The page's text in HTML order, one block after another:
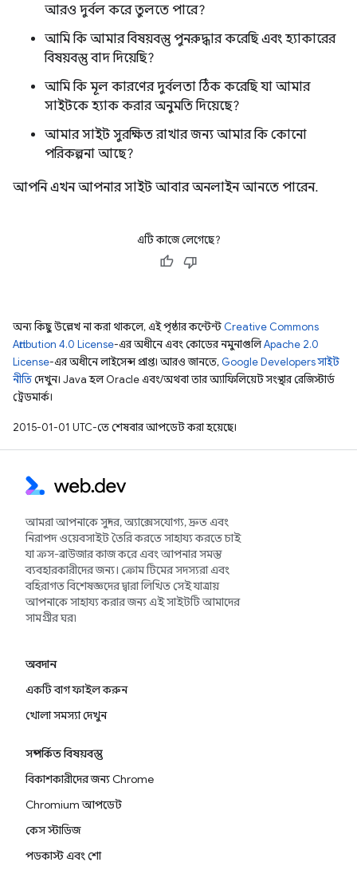
আরও দুর্বল করে তুলতে পারে?
আমি কি আমার বিষয়বস্তু পুনরুদ্ধার করেছি এবং হ্যাকারের
বিষয়বস্তু বাদ দিয়েছি?
আমি কি মূল কারণের দুর্বলতা ঠিক করেছি যা আমার
সাইটকে হ্যাক করার অনুমতি দিয়েছে?
আমার সাইট সুরক্ষিত রাখার জন্য আমার কি কোনো
পরিকল্পনা আছে?
আপনি এখন আপনার সাইট আবার অনলাইন আনতে পারেন.
এটি কাজে লেগেছে?
অন্য কিছু উল্লেখ না করা থাকলে, এই পৃষ্ঠার কন্টেন্ট Creative Commons
Attribution 4.0 License-এর অধীনে এবং কোডের নমুনাগুলিApache 2.0
License-এর অধীনে লাইসেন্স প্রাপ্ত। আরও জানতে, Google Developers সাইট
নীতিদেখুন। Java হল Oracle এবং/অথবা তার অ্যাফিলিয়েট সংস্থার রেজিস্টার্ড
ট্রেডমার্ক।
2015-01-01 UTC-তে শেষবার আপডেট করা হয়েছে।
আমরা আপনাকে সুন্দর, অ্যাক্সেসযোগ্য, দ্রুত এবং
নিরাপদ ওয়েবসাইট তৈরি করতে সাহায্য করতে চাই
যা ক্রস-ব্রাউজার কাজ করে এবং আপনার সমস্ত
ব্যবহারকারীদের জন্য। ক্রোম টিমের সদস্যরা এবং
বহিরাগত বিশেষজ্ঞদের দ্বারা লিখিত সেই যাত্রায়
আপনাকে সাহায্য করার জন্য এই সাইটটি আমাদের
সামগ্রীর ঘর৷
অবদান
একটি বাগ ফাইল করুন
খোলা সমস্যা দেখুন
সম্পর্কিত বিষয়বস্তু
বিকাশকারীদের জন্য Chrome
Chromium আপডেট
কেস স্টাডিজ
পডকাস্ট এবং শো